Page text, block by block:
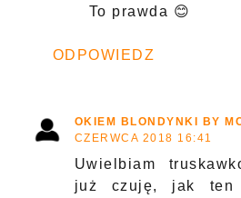
To prawda 😊
ODPOWIEDZ
OKIEM BLONDYNKI BY
CZERWCA 2018 16:41
Uwielbiam
już czuję, jak ten